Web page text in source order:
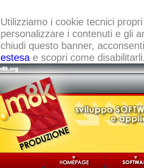
Utilizziamo i cookie tecnici
personalizzare i contenuti e gli
chiudi questo banner,
estesae scopri come